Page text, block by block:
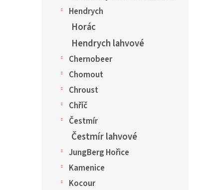
Hendrych
Horác
Hendrych lahvové
Chernobeer
Chomout
Chroust
Chříč
Čestmír
Čestmír lahvové
JungBerg Hořice
Kamenice
Kocour